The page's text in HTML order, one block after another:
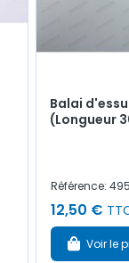
Balai
(Longueur
Référence:
12,50 €
Voir le